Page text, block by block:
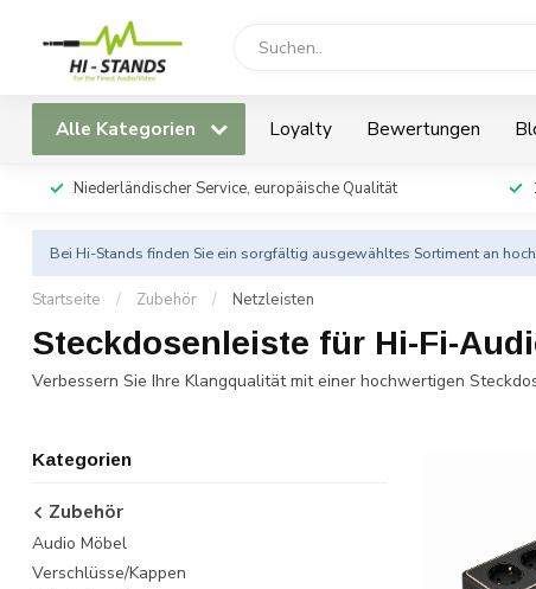
Alle Kategorien Loyalty Bewertungen
Niederländischer Service, europäische Qualität
Bei Hi-Stands finden Sie ein sorgfältig ausgewähltes Sortiment an
Startseite / Zubehör / Netzleisten
Steckdosenleiste für Hi-Fi-
Verbessern Sie Ihre Klangqualität mit einer hochwertigen
Kategorien
Zubehör
Audio Möbel
Verschlüsse/Kappen